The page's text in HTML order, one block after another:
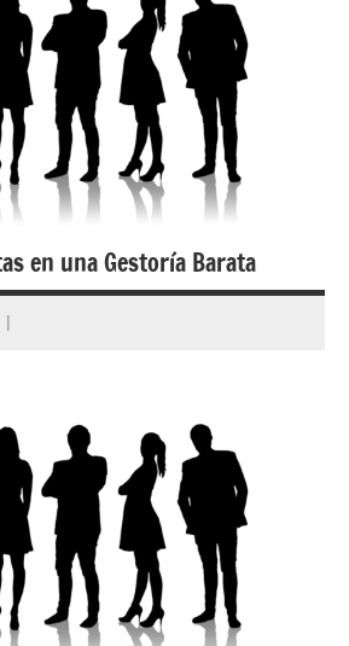
en una Gestoría Barata